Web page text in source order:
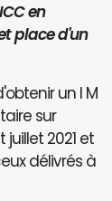
en
place d'un
un I M
sur
2021 et
délivrés à